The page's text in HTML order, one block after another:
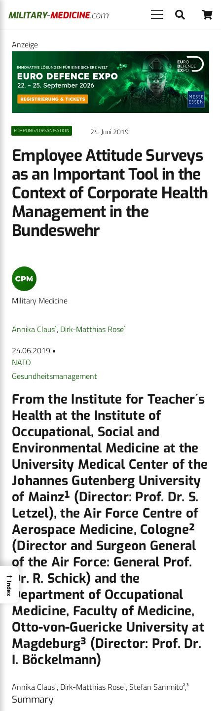
Anzeige
FÜHRUNG/ORGANISATION 24. Juni 2019
Employee Attitude Surveys
as an Important Tool in the
Context of Corporate Health
Management in the
Bundeswehr
Military Medicine
Annika Claus¹, Dirk-Matthias Rose¹
24.06.2019 •
NATO
Gesundheitsmanagement
From the Institute for Teacher´s
Health at the Institute of
Occupational, Social and
Environmental Medicine at the
University Medical Center of the
Johannes Gutenberg University
of Mainz¹ (Director: Prof. Dr. S.
Letzel), the Air Force Centre of
Aerospace Medicine, Cologne²
(Director and Surgeon General
of the Air Force: General Prof.
Dr. R. Schick) and the
Department of Occupational
Medicine, Faculty of Medicine,
Otto-von-Guericke University at
Magdeburg³ (Director: Prof. Dr.
I. Böckelmann)
Annika Claus¹, Dirk-Matthias Rose¹, Stefan Sammito²,³
Summary
→
Index